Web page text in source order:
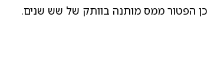
הפטור ממס מותנה בוותק של שש שנים.